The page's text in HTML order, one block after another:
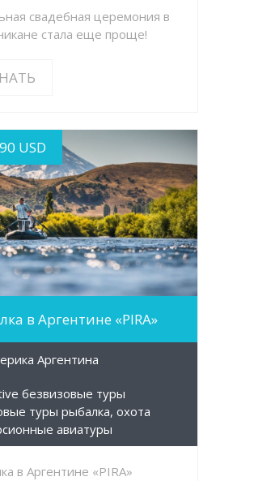
свадебная церемония в
стала еще проще!
USD
MORE INFO
в Аргентине «PIRA»
Аргентина
безвизовые туры
туры рыбалка, охота
авиатуры
в Аргентине «PIRA»